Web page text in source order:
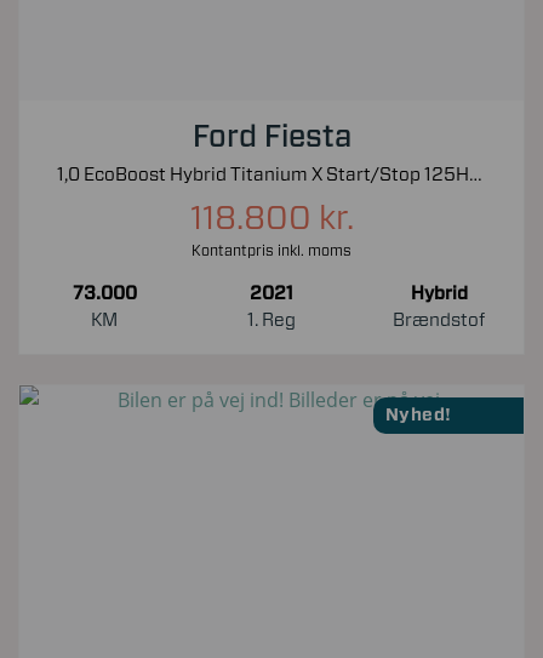
Ford Fiesta
1,0 EcoBoost Hybrid Titanium X Start/Stop 125HK 5d 6g
118.800 kr.
Kontantpris inkl. moms
73.000
KM
2021
1. Reg
Hybrid
Brændstof
Nyhed!